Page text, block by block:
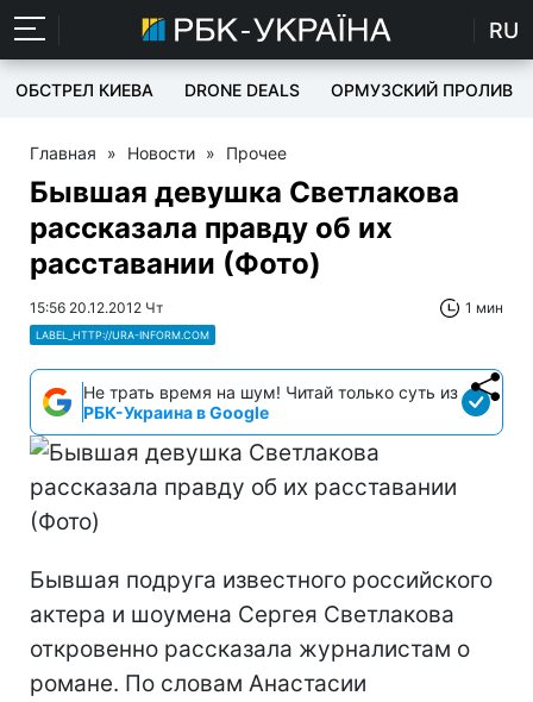
RU
ОБСТРЕЛ КИЕВА DRONE DEALS ОРМУЗСКИЙ ПРОЛИВ
Главная » Новости » Прочее
Бывшая девушка Светлакова
рассказала правду об их
расставании (Фото)
15:56 20.12.2012 Чт 1 мин
LABEL_HTTP://URA-INFORM.COM
Не трать время на шум! Читай только суть из
РБК-Украина в Google
Бывшая подруга известного российского
актера и шоумена Сергея Светлакова
откровенно рассказала журналистам о
романе. По словам Анастасии